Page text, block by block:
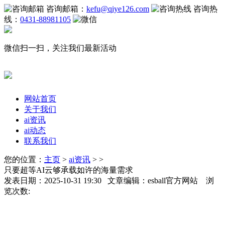
咨询邮箱： kefu@qiye126.com
咨询热
线： 0431-88981105
微信扫一扫，关注我们最新活动
网站首页
关于我们
ai资讯
ai动态
联系我们
您的位置： 主页 > ai资讯 > >
只要超等AI云够承载如许的海量需求
发表日期：2025-10-31 19:30 文章编辑：esball官方网站 浏
览次数: